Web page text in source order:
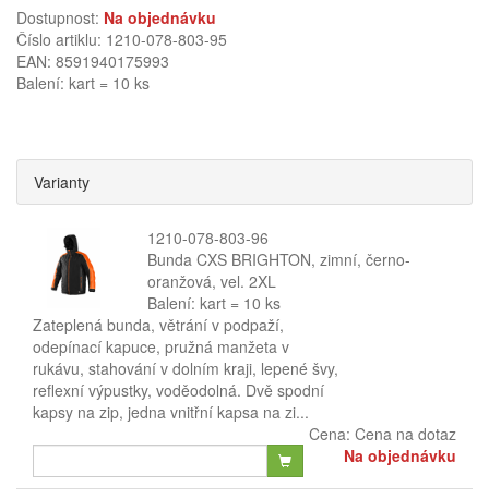
Dostupnost: Na objednávku
Číslo artiklu: 1210-078-803-95
EAN: 8591940175993
Balení: kart = 10 ks
Varianty
1210-078-803-96
Bunda CXS BRIGHTON, zimní, černo-
oranžová, vel. 2XL
Balení: kart = 10 ks
Zateplená bunda, větrání v podpaží,
odepínací kapuce, pružná manžeta v
rukávu, stahování v dolním kraji, lepené švy,
reflexní výpustky, voděodolná. Dvě spodní
kapsy na zip, jedna vnitřní kapsa na zi...
Cena: Cena na dotaz
Na objednávku